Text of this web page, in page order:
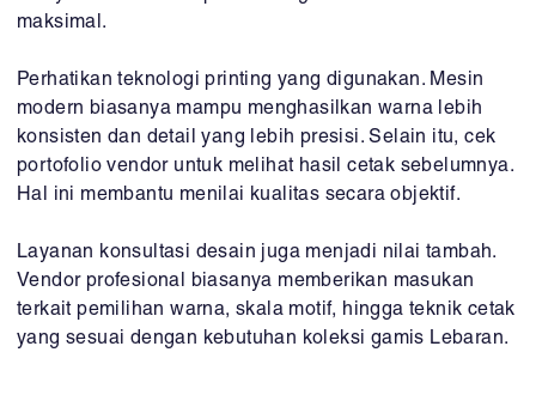
maksimal.
Perhatikan teknologi printing yang digunakan. Mesin
modern biasanya mampu menghasilkan warna lebih
konsisten dan detail yang lebih presisi. Selain itu, cek
portofolio vendor untuk melihat hasil cetak sebelumnya.
Hal ini membantu menilai kualitas secara objektif.
Layanan konsultasi desain juga menjadi nilai tambah.
Vendor profesional biasanya memberikan masukan
terkait pemilihan warna, skala motif, hingga teknik cetak
yang sesuai dengan kebutuhan koleksi gamis Lebaran.